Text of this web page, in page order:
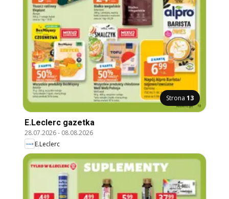
Strona 13
E.Leclerc gazetka
28.07.2026- 08.08.2026
E.Leclerc